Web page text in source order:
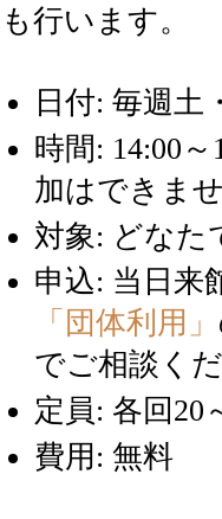
も行います。
日付: 毎週土
時間: 14:00
加はできま
対象: どなた
申込: 当日
「団体利用」
でご相談く
定員: 各回20
費用: 無料